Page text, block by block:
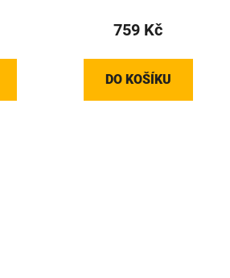
759 Kč
DO KOŠÍKU